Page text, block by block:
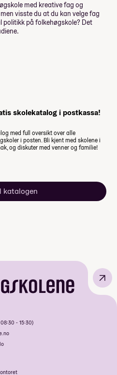
med kreative fag og
visste du at du kan velge fag
på folkehøgskole? Det
skolekatalog i postkassa!
med full oversikt over alle
i posten. Bli kjent med skolene i
og diskuter med venner og familie!
katalogen
- 15:30)
↗